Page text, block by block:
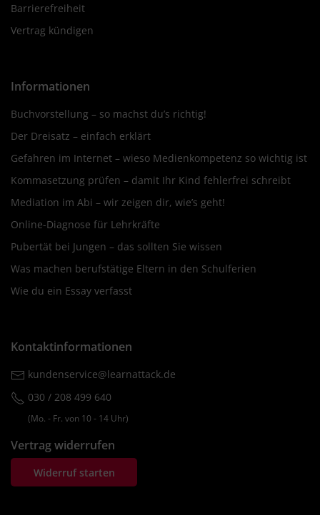
Barrierefreiheit
Vertrag kündigen
Informationen
Buchvorstellung – so machst du’s richtig!
Der Dreisatz – einfach erklärt
Gefahren im Internet – wieso Medienkompetenz so wichtig ist
Kommasetzung prüfen – damit Ihr Kind fehlerfrei schreibt
Mediation im Abi – wir zeigen dir, wie’s geht!
Online-Diagnose für Lehrkräfte
Pubertät bei Jungen – das sollten Sie wissen
Was machen berufstätige Eltern in den Schulferien
Wie du ein Essay verfasst
Kontaktinformationen
kundenservice@learnattack.de
030 / 208 499 640
(Mo. ‐ Fr. von 10 ‐ 14 Uhr)
Vertrag widerrufen
Widerruf starten